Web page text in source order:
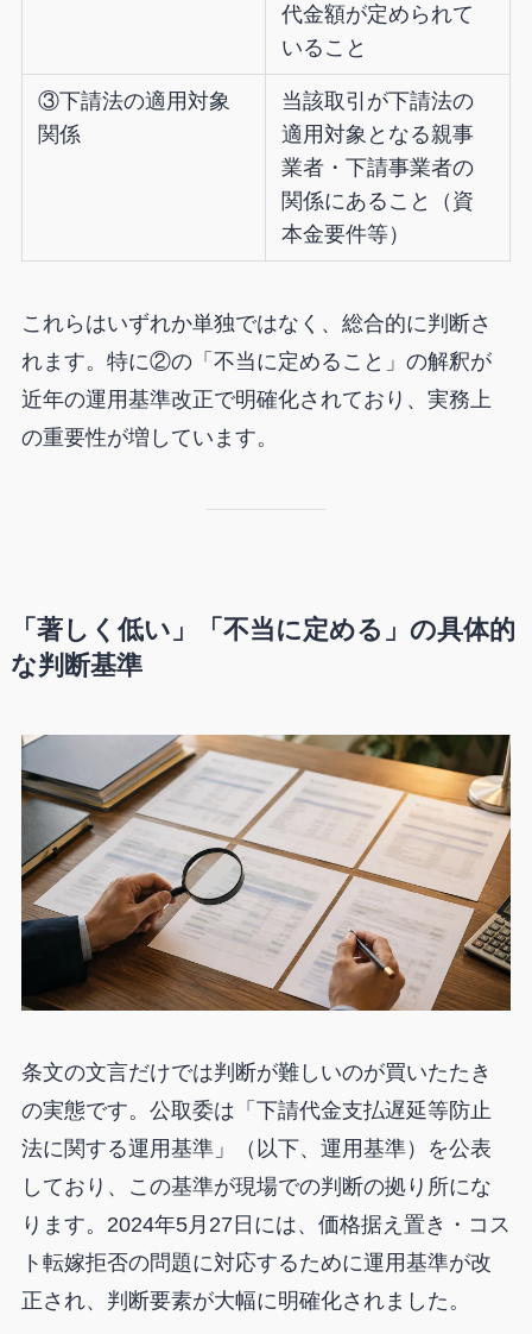
代金額が定められて
いること
③下請法の適用対象
関係
当該取引が下請法の
適用対象となる親事
業者・下請事業者の
関係にあること（資
本金要件等）
これらはいずれか単独ではなく、総合的に判断さ
れます。特に②の「不当に定めること」の解釈が
近年の運用基準改正で明確化されており、実務上
の重要性が増しています。
「著しく低い」「不当に定める」の具体的
な判断基準
条文の文言だけでは判断が難しいのが買いたたき
の実態です。公取委は「下請代金支払遅延等防止
法に関する運用基準」（以下、運用基準）を公表
しており、この基準が現場での判断の拠り所にな
ります。2024年5月27日には、価格据え置き・コス
ト転嫁拒否の問題に対応するために運用基準が改
正され、判断要素が大幅に明確化されました。